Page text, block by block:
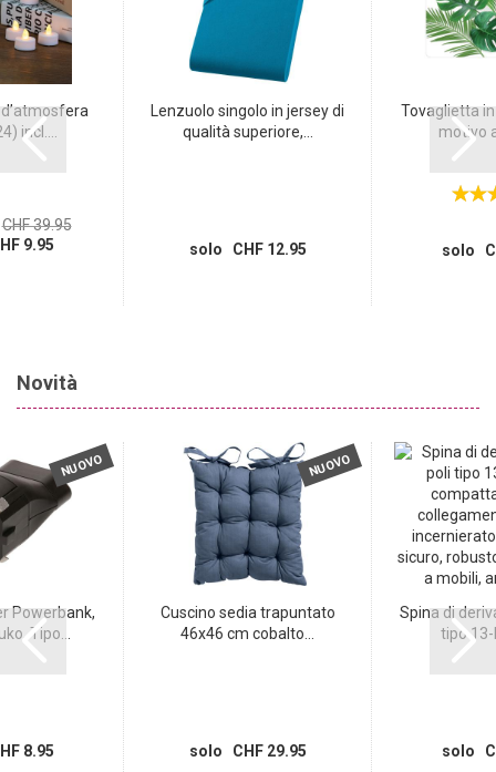
incl....
CHF 39.95
9.95
Lenzuolo singolo in jersey di
qualità superiore,...
solo CHF 12.95
Tovaglietta
motivo
solo
Novità
NUOVO
Powerbank,
Tipo...
8.95
NUOVO
Cuscino sedia trapuntato
46x46 cm cobalto...
solo CHF 29.95
Spina di
tipo 13-
solo